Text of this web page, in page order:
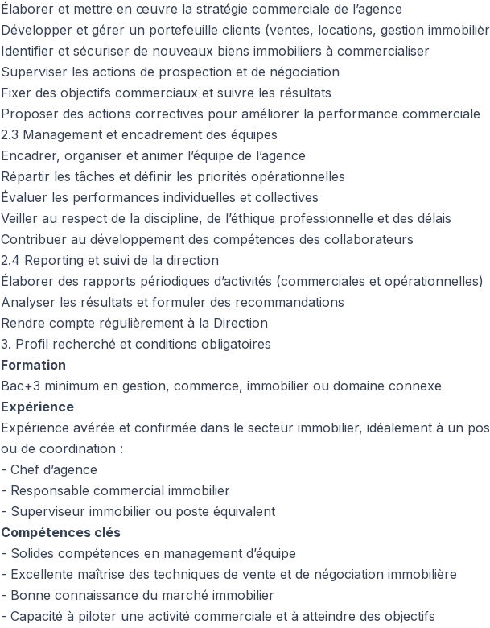
Élaborer et mettre en œuvre la stratégie commerciale de l’agence
Développer et gérer un portefeuille clients (ventes, locations, gestion
Identifier et sécuriser de nouveaux biens immobiliers à commercialiser
Superviser les actions de prospection et de négociation
Fixer des objectifs commerciaux et suivre les résultats
Proposer des actions correctives pour améliorer la performance commerciale
2.3 Management et encadrement des équipes
Encadrer, organiser et animer l’équipe de l’agence
Répartir les tâches et définir les priorités opérationnelles
Évaluer les performances individuelles et collectives
Veiller au respect de la discipline, de l’éthique professionnelle et des délais
Contribuer au développement des compétences des collaborateurs
2.4 Reporting et suivi de la direction
Élaborer des rapports périodiques d’activités (commerciales et opérationnelles)
Analyser les résultats et formuler des recommandations
Rendre compte régulièrement à la Direction
3. Profil recherché et conditions obligatoires
Formation
Bac+3 minimum en gestion, commerce, immobilier ou domaine connexe
Expérience
Expérience avérée et confirmée dans le secteur immobilier, idéalement à un
ou de coordination :
- Chef d’agence
- Responsable commercial immobilier
- Superviseur immobilier ou poste équivalent
Compétences clés
- Solides compétences en management d’équipe
- Excellente maîtrise des techniques de vente et de négociation immobilière
- Bonne connaissance du marché immobilier
- Capacité à piloter une activité commerciale et à atteindre des objectifs